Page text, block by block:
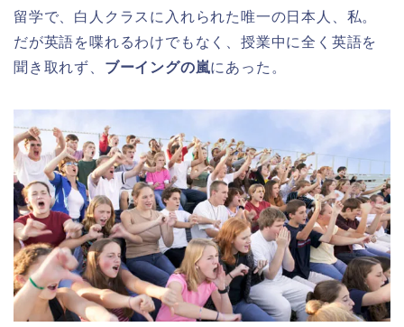
留学で、白人クラスに入れられた唯一の日本人、私。
だが英語を喋れるわけでもなく、授業中に全く英語を
聞き取れず、 ブーイングの嵐にあった。